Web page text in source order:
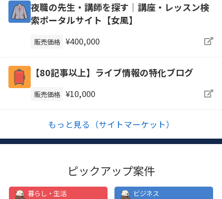
夜職の先生・講師を探す｜講座・レッスン検
索ポータルサイト【女風】
販売価格 ¥400,000
【80記事以上】ライブ情報の特化ブログ
販売価格 ¥10,000
もっと見る（サイトマーケット）
ピックアップ案件
暮らし・生活
ビジネス